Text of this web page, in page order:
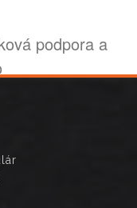
podpora a